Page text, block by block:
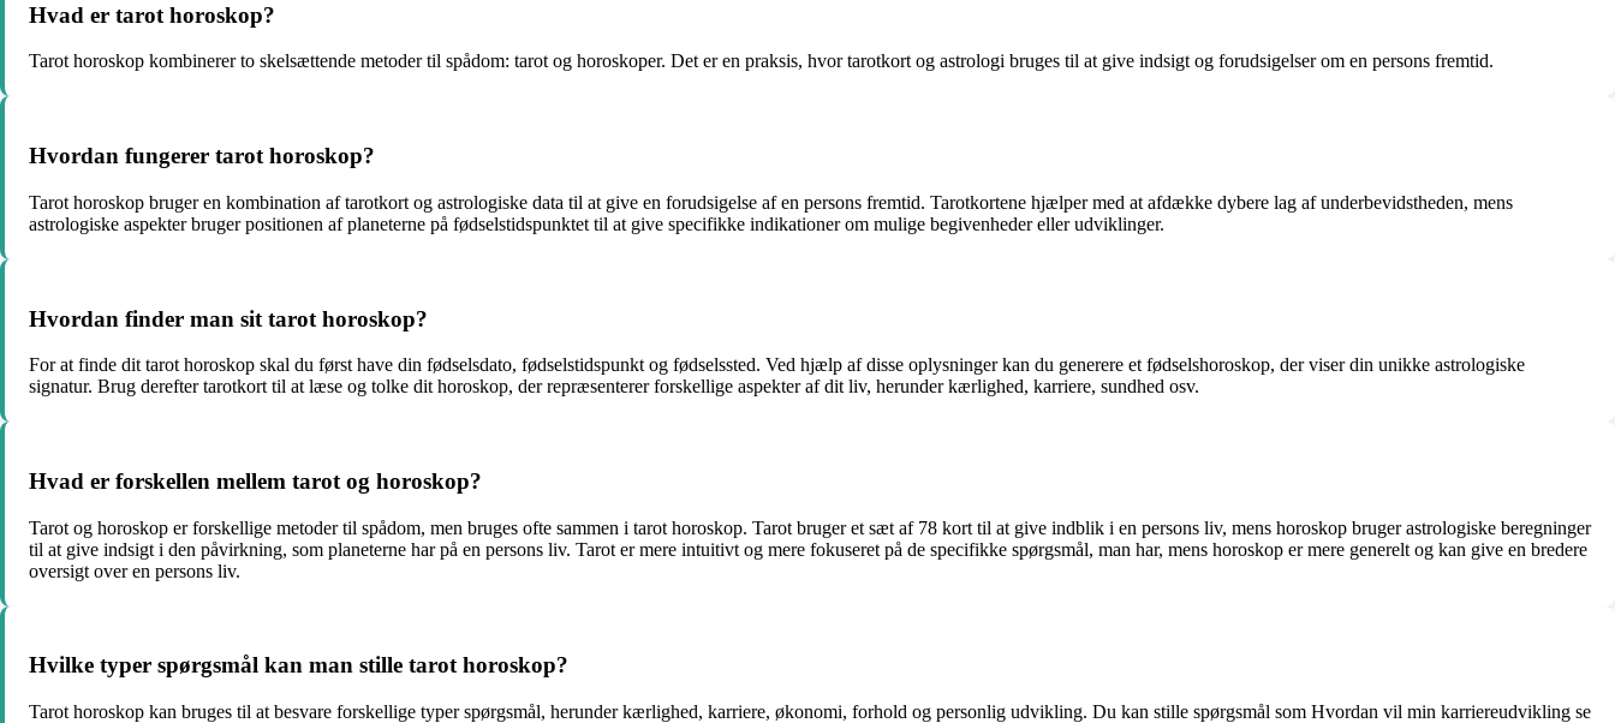
Hvad er tarot horoskop?
Tarot horoskop kombinerer to skelsættende metoder til spådom: tarot og horoskoper. Det er en praksis, hvor tarotkort og astrologi bruges til at give indsigt og forudsigelser om en persons fremtid.
Hvordan fungerer tarot horoskop?
Tarot horoskop bruger en kombination af tarotkort og astrologiske data til at give en forudsigelse af en persons fremtid. Tarotkortene hjælper med at afdække dybere lag af underbevidstheden, mens
astrologiske aspekter bruger positionen af planeterne på fødselstidspunktet til at give specifikke indikationer om mulige begivenheder eller udviklinger.
Hvordan finder man sit tarot horoskop?
For at finde dit tarot horoskop skal du først have din fødselsdato, fødselstidspunkt og fødselssted. Ved hjælp af disse oplysninger kan du generere et fødselshoroskop, der viser din unikke astrologiske
signatur. Brug derefter tarotkort til at læse og tolke dit horoskop, der repræsenterer forskellige aspekter af dit liv, herunder kærlighed, karriere, sundhed osv.
Hvad er forskellen mellem tarot og horoskop?
Tarot og horoskop er forskellige metoder til spådom, men bruges ofte sammen i tarot horoskop. Tarot bruger et sæt af 78 kort til at give indblik i en persons liv, mens horoskop bruger astrologiske beregninger
til at give indsigt i den påvirkning, som planeterne har på en persons liv. Tarot er mere intuitivt og mere fokuseret på de specifikke spørgsmål, man har, mens horoskop er mere generelt og kan give en bredere
oversigt over en persons liv.
Hvilke typer spørgsmål kan man stille tarot horoskop?
Tarot horoskop kan bruges til at besvare forskellige typer spørgsmål, herunder kærlighed, karriere, økonomi, forhold og personlig udvikling. Du kan stille spørgsmål som Hvordan vil min karriereudvikling se